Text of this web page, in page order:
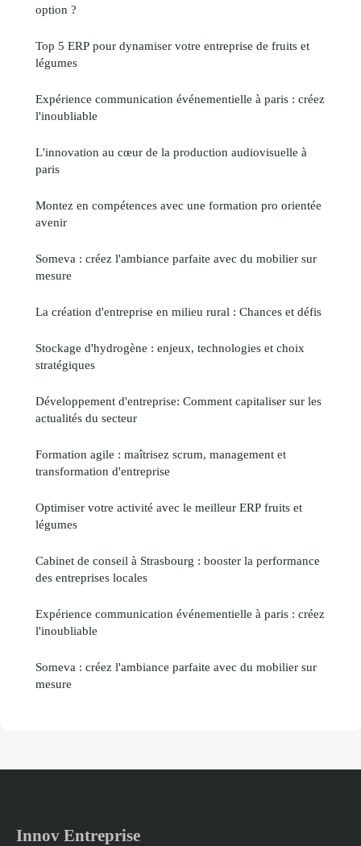
option ?
Top 5 ERP pour dynamiser votre entreprise de fruits et
légumes
Expérience communication événementielle à paris : créez
l'inoubliable
L'innovation au cœur de la production audiovisuelle à
paris
Montez en compétences avec une formation pro orientée
avenir
Someva : créez l'ambiance parfaite avec du mobilier sur
mesure
La création d'entreprise en milieu rural : Chances et défis
Stockage d'hydrogène : enjeux, technologies et choix
stratégiques
Développement d'entreprise: Comment capitaliser sur les
actualités du secteur
Formation agile : maîtrisez scrum, management et
transformation d'entreprise
Optimiser votre activité avec le meilleur ERP fruits et
légumes
Cabinet de conseil à Strasbourg : booster la performance
des entreprises locales
Expérience communication événementielle à paris : créez
l'inoubliable
Someva : créez l'ambiance parfaite avec du mobilier sur
mesure
Innov Entreprise